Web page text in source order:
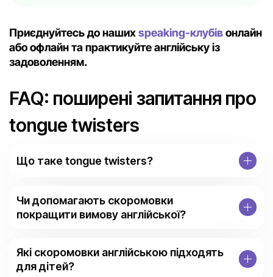
Приєднуйтесь до нашихspeaking-клубівонлайн
абоофлайнта практикуйте англійську із
задоволенням.
FAQ: поширені запитання про
tongue twisters
Що таке tongue twisters?
Чи допомагають скоромовки
покращити вимову англійської?
Які скоромовки англійською підходять
для дітей?